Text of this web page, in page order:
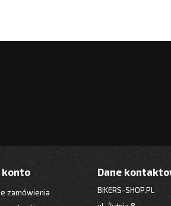
konto
zamówienia
Dane
BIKERS-SHOP.PL